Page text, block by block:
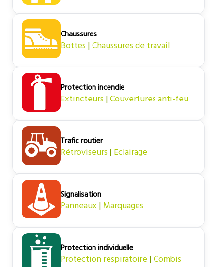
Chaussures
Bottes|Chaussures de travail
Protection incendie
Extincteurs|Couvertures anti-feu
Trafic routier
Rétroviseurs| Eclairage
Signalisation
Panneaux |Marquages
Protection individuelle
Protection respiratoire|Combis